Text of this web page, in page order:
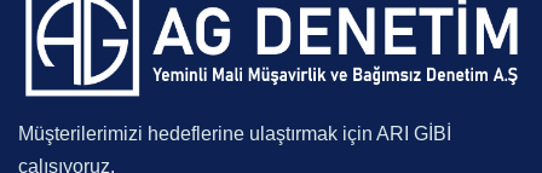
Müşterilerimizi hedeflerine ulaştırmak için ARI GİBİ
çalışıyoruz.